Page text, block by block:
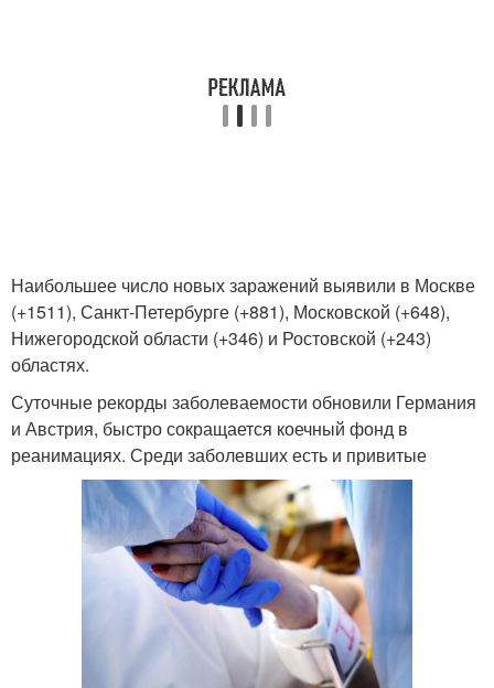
Наибольшее число новых заражений выявили в Москве
(+1511), Санкт-Петербурге (+881), Московской (+648),
Нижегородской области (+346) и Ростовской (+243)
областях.
Суточные рекорды заболеваемости обновили Германия
и Австрия, быстро сокращается коечный фонд в
реанимациях. Среди заболевших есть и привитые